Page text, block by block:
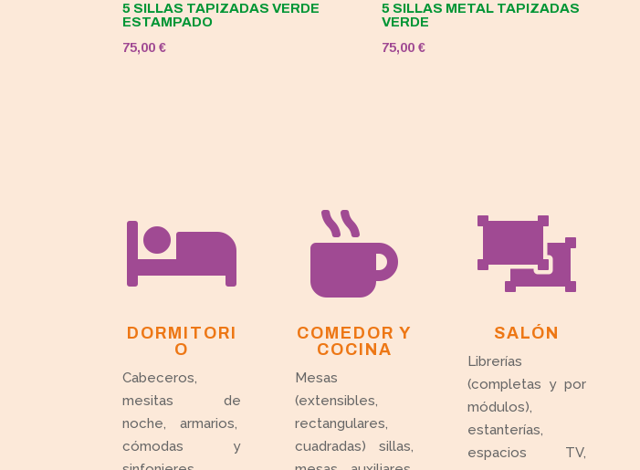
5 SILLAS TAPIZADAS VERDE
ESTAMPADO
75,00€
5 SILLAS METAL TAPIZADAS
VERDE
75,00 €

DORMITORI
O
Cabeceros,
mesitas de
noche, armarios,
cómodas y

COMEDOR Y
COCINA
Mesas
(extensibles,
rectangulares,
cuadradas) sillas,

SALÓN
Librerías
(completas y por
módulos),
estanterías,
espacios TV,